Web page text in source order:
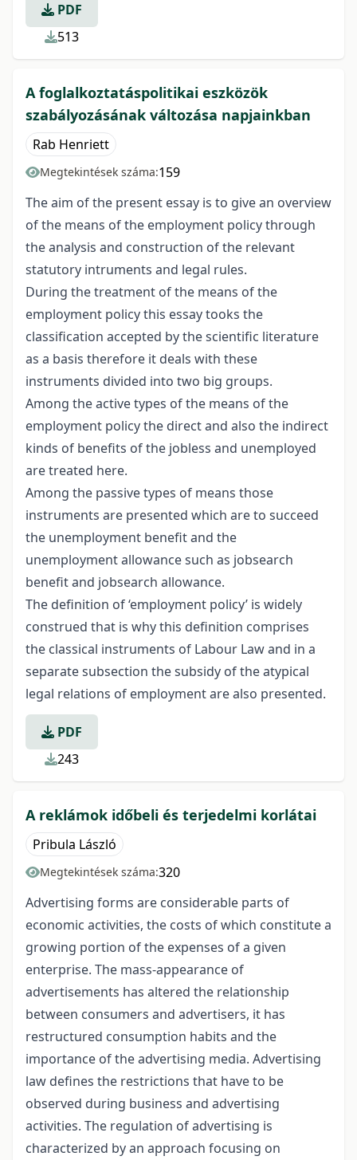
PDF
513
A foglalkoztatáspolitikai eszközök
szabályozásának változása napjainkban
Rab Henriett
Megtekintések száma:159
The aim of the present essay is to give an overview
of the means of the employment policy through
the analysis and construction of the relevant
statutory intruments and legal rules.
During the treatment of the means of the
employment policy this essay tooks the
classification accepted by the scientific literature
as a basis therefore it deals with these
instruments divided into two big groups.
Among the active types of the means of the
employment policy the direct and also the indirect
kinds of benefits of the jobless and unemployed
are treated here.
Among the passive types of means those
instruments are presented which are to succeed
the unemployment benefit and the
unemployment allowance such as jobsearch
benefit and jobsearch allowance.
The definition of ‘employment policy’ is widely
construed that is why this definition comprises
the classical instruments of Labour Law and in a
separate subsection the subsidy of the atypical
legal relations of employment are also presented.
PDF
243
A reklámok időbeli és terjedelmi korlátai
Pribula László
Megtekintések száma:320
Advertising forms are considerable parts of
economic activities, the costs of which constitute a
growing portion of the expenses of a given
enterprise. The mass-appearance of
advertisements has altered the relationship
between consumers and advertisers, it has
restructured consumption habits and the
importance of the advertising media. Advertising
law defines the restrictions that have to be
observed during business and advertising
activities. The regulation of advertising is
characterized by an approach focusing on